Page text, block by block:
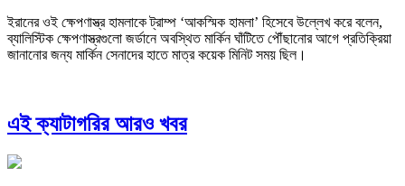
ইরানের ওই ক্ষেপণাস্ত্র হামলাকে ট্রাম্প ‘আকস্মিক হামলা’ হিসেবে উল্লেখ করে বলেন,
ব্যালিস্টিক ক্ষেপণাস্ত্রগুলো জর্ডানে অবস্থিত মার্কিন ঘাঁটিতে পৌঁছানোর আগে প্রতিক্রিয়া
জানানোর জন্য মার্কিন সেনাদের হাতে মাত্র কয়েক মিনিট সময় ছিল।
এই ক্যাটাগরির আরও খবর